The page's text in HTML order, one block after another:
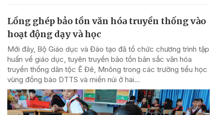
Lồng ghép bảo tồn văn hóa truyền thống vào
hoạt động dạy và học
Mới đây, Bộ Giáo dục và Đào tạo đã tổ chức chương trình tập
huấn về giáo dục, tuyên truyền bảo tồn bản sắc văn hóa
truyền thống dân tộc Ê Đê, Mnông trong các trường tiểu học
vùng đồng bào DTTS và miền núi ở hai...